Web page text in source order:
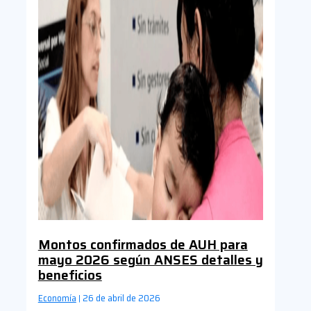
Montos confirmados de AUH para
mayo 2026 según ANSES detalles y
beneficios
Economía | 26 de abril de 2026